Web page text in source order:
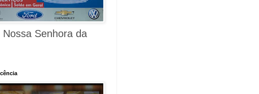
Senhora da